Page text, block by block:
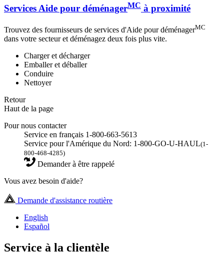
Services Aide pour déménagerMC à proximité
Trouvez des fournisseurs de services d'Aide pour déménagerMC
dans votre secteur et déménagez deux fois plus vite.
Charger et décharger
Emballer et déballer
Conduire
Nettoyer
Retour
Haut de la page
Pour nous contacter
Service en français 1-800-663-5613
Service pour l'Amérique du Nord: 1-800-GO-U-HAUL(1-
800-468-4285)
Demander à être rappelé
Vous avez besoin d'aide?
Demande d'assistance routière
English
Español
Service à la clientèle